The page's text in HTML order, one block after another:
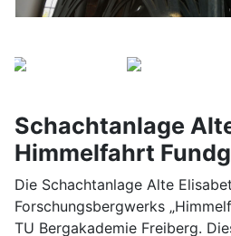
Schachtanlage
Himmelfahrt
Die Schachtanlage Alte
Forschungsbergwerks
TU Bergakademie Freiberg.